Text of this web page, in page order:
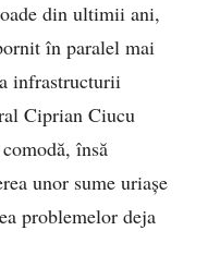
din ultimii ani,
în paralel mai
infrastructurii
Ciprian Ciucu
însă
unor sume uriașe
problemelor deja